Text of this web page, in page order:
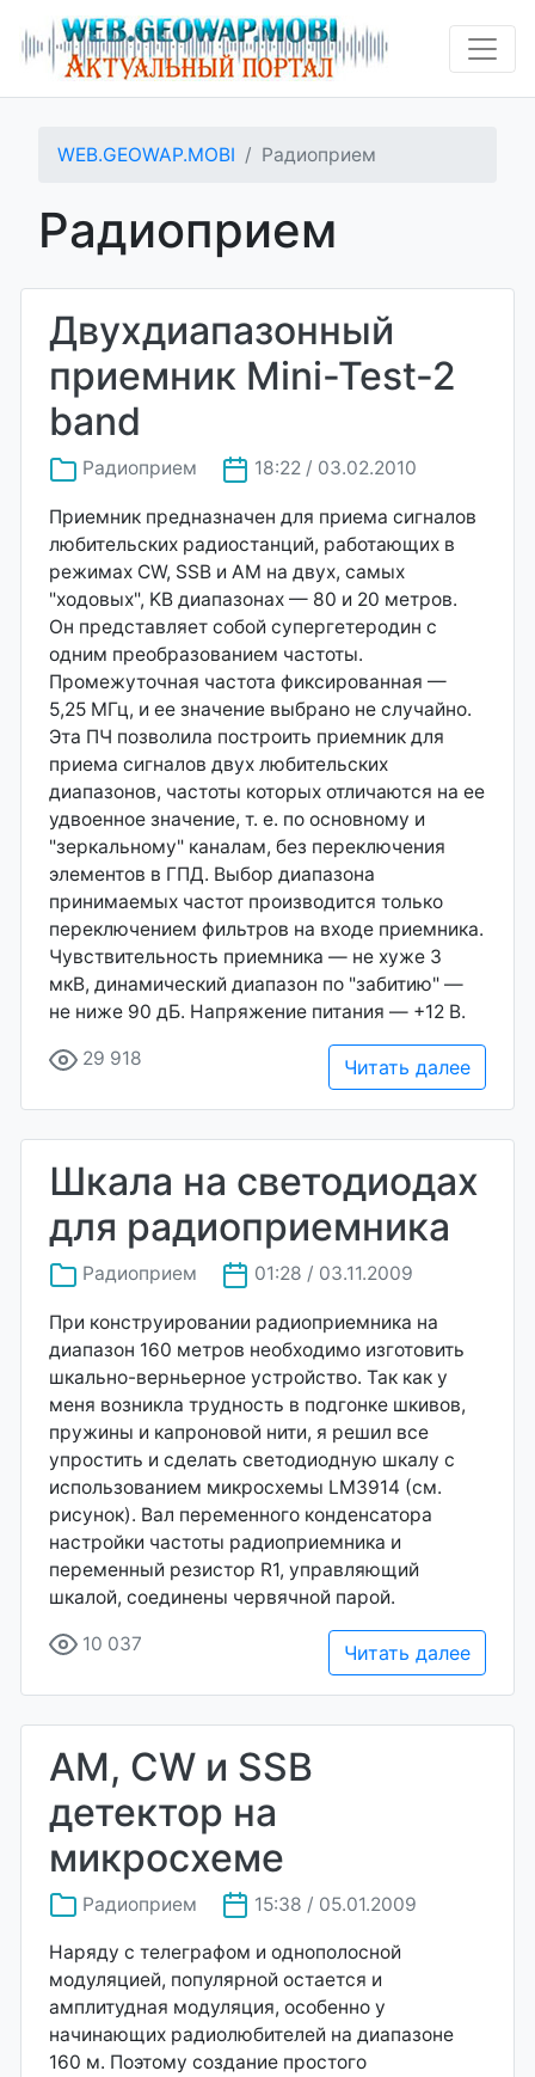
WEB.GEOWAP.MOBI Радиоприем
Радиоприем
Двухдиапазонный
приемник Mini-Test-2
band
Радиоприем 18:22 / 03.02.2010
Приемник предназначен для приема сигналов
любительских радиостанций, работающих в
режимах CW, SSB и AM на двух, самых
"ходовых", KB диапазонах — 80 и 20 метров.
Он представляет собой супергетеродин с
одним преобразованием частоты.
Промежуточная частота фиксированная —
5,25 МГц, и ее значение выбрано не случайно.
Эта ПЧ позволила построить приемник для
приема сигналов двух любительских
диапазонов, частоты которых отличаются на ее
удвоенное значение, т. е. по основному и
"зеркальному" каналам, без переключения
элементов в ГПД. Выбор диапазона
принимаемых частот производится только
переключением фильтров на входе приемника.
Чувствительность приемника — не хуже 3
мкВ, динамический диапазон по "забитию" —
не ниже 90 дБ. Напряжение питания — +12 В.
29 918 Читать далее
Шкала на светодиодах
для радиоприемника
Радиоприем 01:28 / 03.11.2009
При конструировании радиоприемника на
диапазон 160 метров необходимо изготовить
шкально-верньерное устройство. Так как у
меня возникла трудность в подгонке шкивов,
пружины и капроновой нити, я решил все
упростить и сделать светодиодную шкалу с
использованием микросхемы LM3914 (см.
рисунок). Вал переменного конденсатора
настройки частоты радиоприемника и
переменный резистор R1, управляющий
шкалой, соединены червячной парой.
10 037 Читать далее
AM, CW и SSB
детектор на
микросхеме
Радиоприем 15:38 / 05.01.2009
Наряду с телеграфом и однополосной
модуляцией, популярной остается и
амплитудная модуляция, особенно у
начинающих радиолюбителей на диапазоне
160 м. Поэтому создание простого